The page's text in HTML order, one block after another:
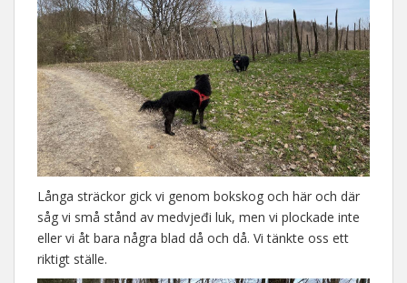
Långa sträckor gick vi genom bokskog och här och där
såg vi små stånd av medvjeđi luk, men vi plockade inte
eller vi åt bara några blad då och då. Vi tänkte oss ett
riktigt ställe.